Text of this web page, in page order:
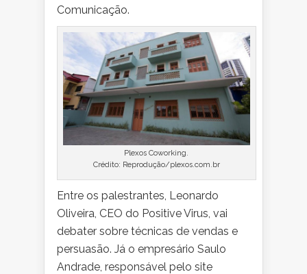
Comunicação.
Plexos Coworking.
Crédito: Reprodução/plexos.com.br
Entre os palestrantes, Leonardo
Oliveira, CEO do Positive Virus, vai
debater sobre técnicas de vendas e
persuasão. Já o empresário Saulo
Andrade, responsável pelo site